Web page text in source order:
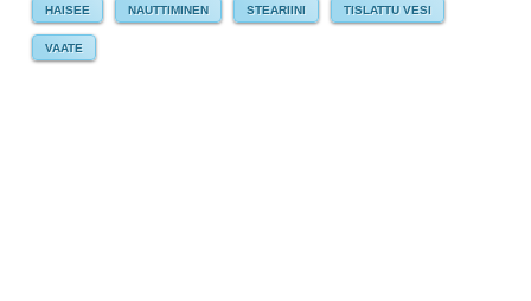
HAISEE NAUTTIMINEN STEARIINI TISLATTU VESI
VAATE